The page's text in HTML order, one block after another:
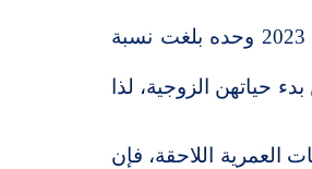
ولا بد هنا أن نشير أيضاً إلى أن نسبة مرتفعة من حالات طلاق المتزوجات هي طلاق رجعي، أي يمكن الرجوع عنه، ففي عام 2023 وحده بلغت نسبة
السنوات الأولى من بدء حياتهن الزوجية، لذا
عدد المتزوجات في الفئات العمرية اللاحقة، فإن